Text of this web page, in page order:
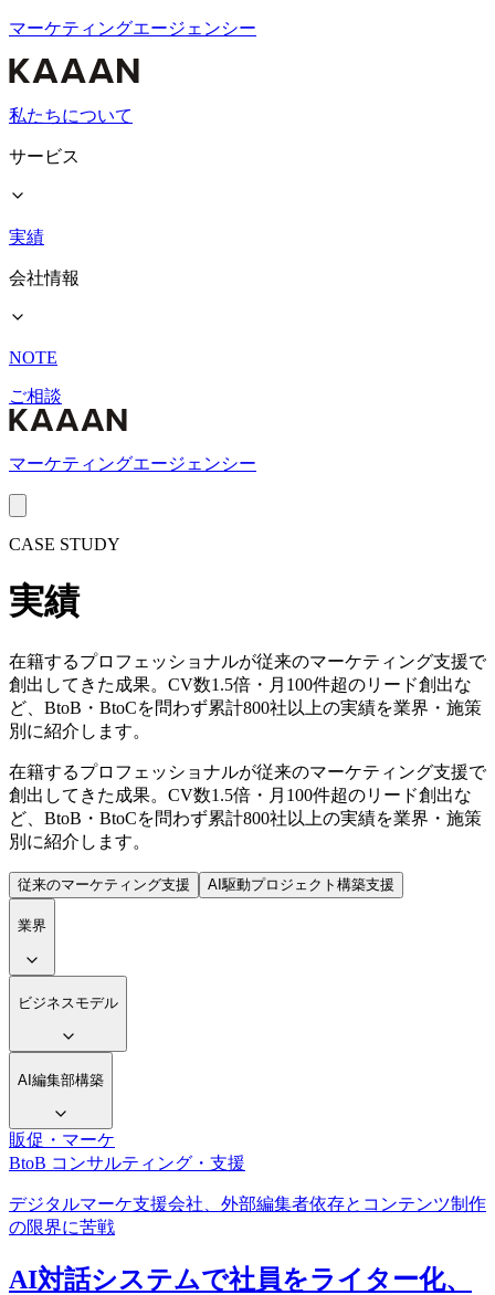
マーケティングエージェンシー
私たちについて
サービス
実績
会社情報
NOTE
ご相談
マーケティングエージェンシー
CASE STUDY
実績
在籍するプロフェッショナルが従来のマーケティング支援で
創出してきた成果。CV数1.5倍・月100件超のリード創出な
ど、BtoB・BtoCを問わず累計800社以上の実績を業界・施策
別に紹介します。
在籍するプロフェッショナルが従来のマーケティング支援で
創出してきた成果。CV数1.5倍・月100件超のリード創出な
ど、BtoB・BtoCを問わず累計800社以上の実績を業界・施策
別に紹介します。
従来のマーケティング支援 AI駆動プロジェクト構築支援
業界
ビジネスモデル
AI編集部構築
販促・マーケ
BtoB コンサルティング・支援
デジタルマーケ支援会社、外部編集者依存とコンテンツ制作
の限界に苦戦
AI対話システムで社員をライター化、